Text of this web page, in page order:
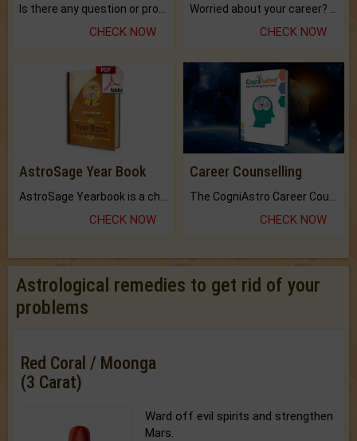
CHECK NOW CHECK NOW
AstroSage Year Book
CHECK NOW
Career Counselling
CHECK NOW
Astrological remedies to get rid of your
problems
Red Coral / Moonga
(3 Carat)
Ward off evil spirits and strengthen
Mars.